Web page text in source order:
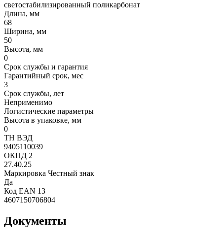
светостабилизированный поликарбонат
Длина, мм
68
Ширина, мм
50
Высота, мм
0
Срок службы и гарантия
Гарантийный срок, мес
3
Срок службы, лет
Неприменимо
Логистические параметры
Высота в упаковке, мм
0
ТН ВЭД
9405110039
ОКПД 2
27.40.25
Маркировка Честный знак
Да
Код EAN 13
4607150706804
Документы